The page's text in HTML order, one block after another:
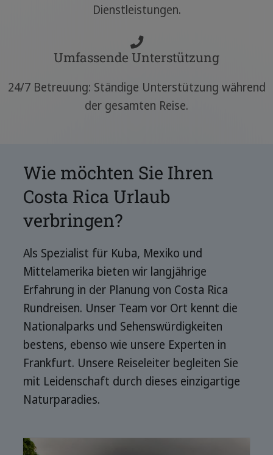
Dienstleistungen.
Umfassende Unterstützung
24/7 Betreuung: Ständige Unterstützung während
der gesamten Reise.
Wie möchten Sie Ihren
Costa Rica Urlaub
verbringen?
Als Spezialist für Kuba, Mexiko und
Mittelamerika bieten wir langjährige
Erfahrung in der Planung von Costa Rica
Rundreisen. Unser Team vor Ort kennt die
Nationalparks und Sehenswürdigkeiten
bestens, ebenso wie unsere Experten in
Frankfurt. Unsere Reiseleiter begleiten Sie
mit Leidenschaft durch dieses einzigartige
Naturparadies.